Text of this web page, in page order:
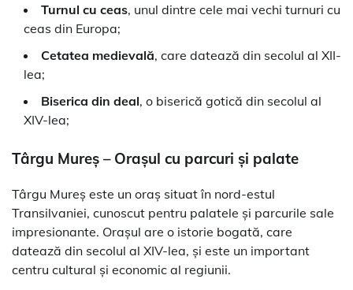
Turnul cu ceas, unul dintre cele mai vechi turnuri cu
ceas din Europa;
Cetatea medievală, care datează din secolul al XII-
lea;
Biserica din deal, o biserică gotică din secolul al
XIV-lea;
Târgu Mureș – Orașul cu parcuri și palate
Târgu Mureș este un oraș situat în nord-estul
Transilvaniei, cunoscut pentru palatele și parcurile sale
impresionante. Orașul are o istorie bogată, care
datează din secolul al XIV-lea, și este un important
centru cultural și economic al regiunii.